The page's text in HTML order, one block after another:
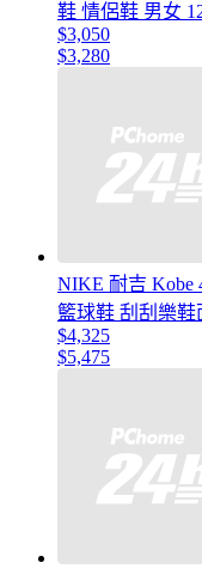
鞋 情侶鞋 男女
$3,050
$3,280
NIKE 耐吉 Kobe
籃球鞋 刮刮樂鞋
$4,325
$5,475